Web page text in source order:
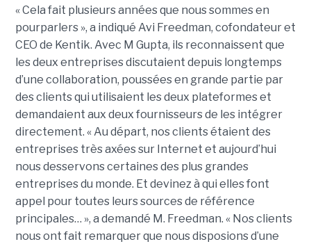
« Cela fait plusieurs années que nous sommes en
pourparlers », a indiqué Avi Freedman, cofondateur et
CEO de Kentik. Avec M Gupta, ils reconnaissent que
les deux entreprises discutaient depuis longtemps
d’une collaboration, poussées en grande partie par
des clients qui utilisaient les deux plateformes et
demandaient aux deux fournisseurs de les intégrer
directement. « Au départ, nos clients étaient des
entreprises très axées sur Internet et aujourd’hui
nous desservons certaines des plus grandes
entreprises du monde. Et devinez à qui elles font
appel pour toutes leurs sources de référence
principales… », a demandé M. Freedman. « Nos clients
nous ont fait remarquer que nous disposions d’une